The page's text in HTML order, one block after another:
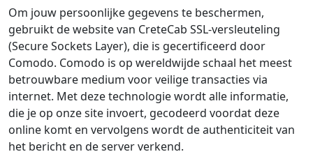
Om jouw persoonlijke gegevens te beschermen,
gebruikt de website van CreteCab SSL-versleuteling
(Secure Sockets Layer), die is gecertificeerd door
Comodo. Comodo is op wereldwijde schaal het meest
betrouwbare medium voor veilige transacties via
internet. Met deze technologie wordt alle informatie,
die je op onze site invoert, gecodeerd voordat deze
online komt en vervolgens wordt de authenticiteit van
het bericht en de server verkend.